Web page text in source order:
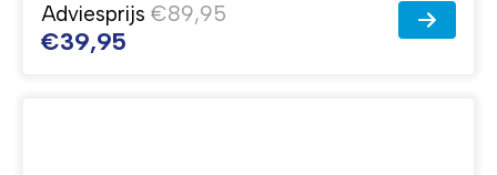
Adviesprijs €89,95
€39,95